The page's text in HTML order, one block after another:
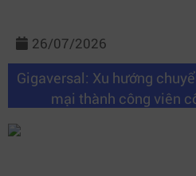
26/07/2026
Gigaversal: Xu hướng
mại thành công viên